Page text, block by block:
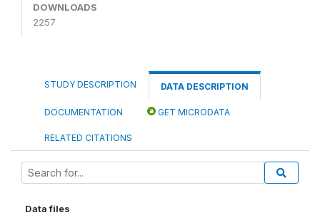
DOWNLOADS
2257
STUDY DESCRIPTION DATA DESCRIPTION
DOCUMENTATION GET MICRODATA
RELATED CITATIONS
Data files